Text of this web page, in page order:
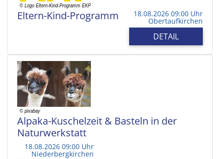
Eltern-Kind-Programm 18.08.2026 09:00 Uhr
Obertaufkirchen
DETAIL
Alpaka-Kuschelzeit & Basteln in der
Naturwerkstatt
18.08.2026 09:00 Uhr
Niederbergkirchen